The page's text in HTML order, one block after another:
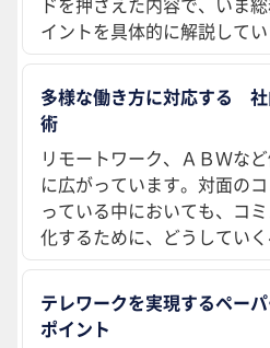
イントを具体的に解説してい
多様な働き方に対応する
術
リモートワーク、ＡＢＷな
に広がっています。対面の
っている中においても、コ
化するために、どうしていく
テレワークを実現するペー
ポイント